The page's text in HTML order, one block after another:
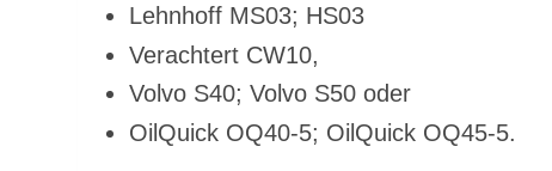
Lehn­hoff MS03; HS03
Ver­ach­tert CW10,
Vol­vo S40; Vol­vo S50 oder
Oil­Quick OQ40‑5; Oil­Quick OQ45‑5.